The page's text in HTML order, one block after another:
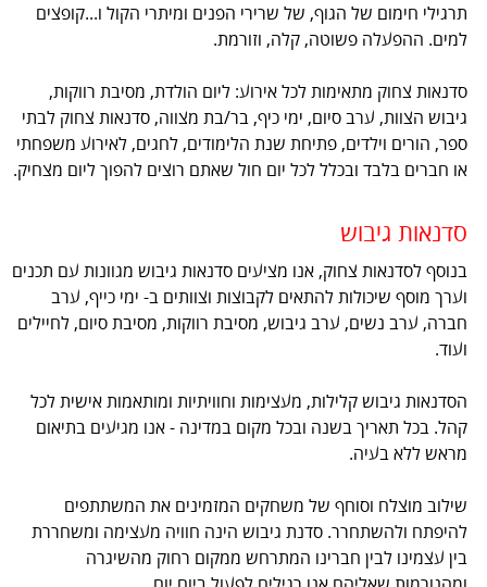
תרגילי חימום של הגוף, של שרירי הפנים ומיתרי הקול ו...קופצים
למים. ההפעלה פשוטה, קלה, וזורמת.
סדנאות צחוק מתאימות לכל אירוע: ליום הולדת, מסיבת רווקות,
גיבוש הצוות, ערב סיום, ימי כיף, בר/בת מצווה, סדנאות צחוק לבתי
ספר, הורים וילדים, פתיחת שנת הלימודים, לחגים, לאירוע משפחתי
או חברים בלבד ובכלל לכל יום חול שאתם רוצים להפוך ליום מצחיק.
סדנאות גיבוש
בנוסף לסדנאות צחוק, אנו מציעים סדנאות גיבוש מגוונות עם תכנים
וערך מוסף שיכולות להתאים לקבוצות וצוותים ב- ימי כייף, ערב
חברה, ערב נשים, ערב גיבוש, מסיבת רווקות, מסיבת סיום, לחיילים
ועוד.
הסדנאות גיבוש קלילות, מעצימות וחוויתיות ומותאמות אישית לכל
קהל. בכל תאריך בשנה ובכל מקום במדינה - אנו מגיעים בתיאום
מראש ללא בעיה.
שילוב מוצלח וסוחף של משחקים המזמינים את המשתתפים
להיפתח ולהשתחרר. סדנת גיבוש הינה חוויה מעצימה ומשחררת
בין עצמינו לבין חברינו המתרחש ממקום רחוק מהשיגרה